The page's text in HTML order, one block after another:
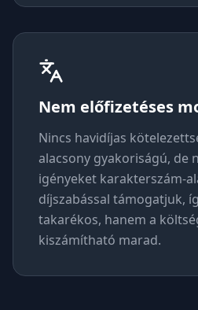
Nem előfizetéses
Nincs havidíjas
alacsony gyakoriságú, de
igényeket karakterszám-
díjszabással támogatjuk,
takarékos, hanem a
kiszámítható marad.